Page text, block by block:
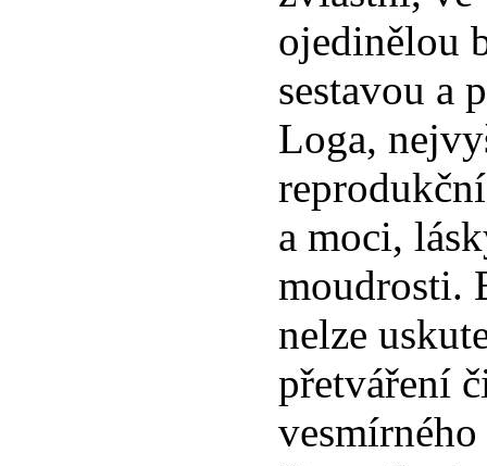
ojedinělou
sestavou a
Loga,
a moci,
moudrosti.
nelze
přetváření